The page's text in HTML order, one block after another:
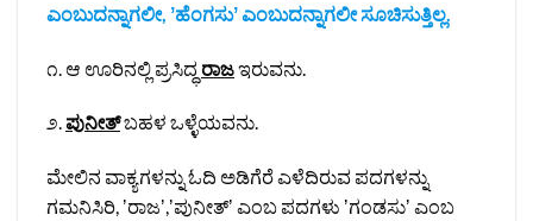
ಎಂಬುದನ್ನಾಗಲೀ, ʼಹೆಂಗಸುʼ ಎಂಬುದನ್ನಾಗಲೀ ಸೂಚಿಸುತ್ತಿಲ್ಲ.
೧. ಆ ಊರಿನಲ್ಲಿ ಪ್ರಸಿದ್ಧ ರಾಜಇರುವನು.
೨. ಪುನೀತ್‌ಬಹಳ ಒಳ್ಳೆಯವನು.
ಮೇಲಿನ ವಾಕ್ಯಗಳನ್ನು ಓದಿ ಅಡಿಗೆರೆ ಎಳೆದಿರುವ ಪದಗಳನ್ನು
ಗಮನಿಸಿರಿ, ʼರಾಜʼ,ʼಪುನೀತ್‌ʼ ಎಂಬ ಪದಗಳು ʼಗಂಡಸುʼ ಎಂಬ